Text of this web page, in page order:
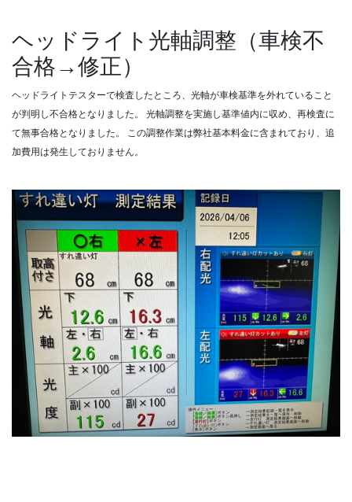
ヘッドライト光軸調整（車検不
合格→修正）
ヘッドライトテスターで検査したところ、光軸が車検基準を外れていること
が判明し不合格となりました。
光軸調整を実施し基準値内に収め、再検査に
て無事合格となりました。
この調整作業は弊社基本料金に含まれており、追
加費用は発生しておりません。